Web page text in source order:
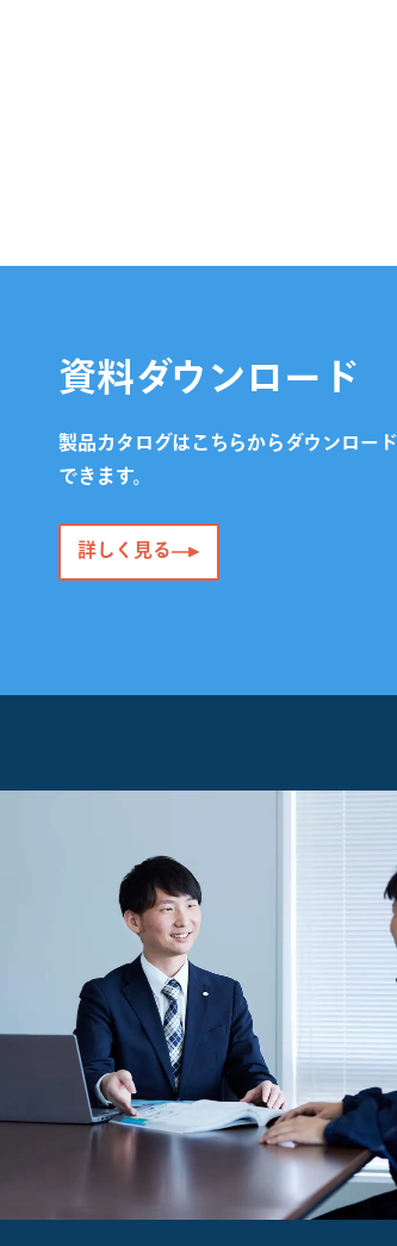
資料ダウンロード
製品カタログはこちらからダウンロード
できます。
詳しく見る